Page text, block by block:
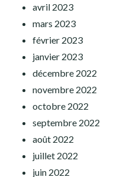
avril 2023
mars 2023
février 2023
janvier 2023
décembre 2022
novembre 2022
octobre 2022
septembre 2022
août 2022
juillet 2022
juin 2022